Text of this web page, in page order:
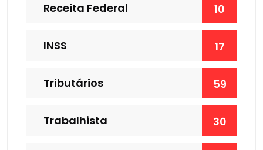
Receita Federal 10
INSS 17
Tributários 59
Trabalhista 30